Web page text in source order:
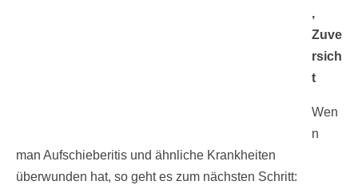
,
Zuve
rsich
t
Wen
n
man Aufschieberitis und ähnliche Krankheiten
überwunden hat, so geht es zum nächsten Schritt: